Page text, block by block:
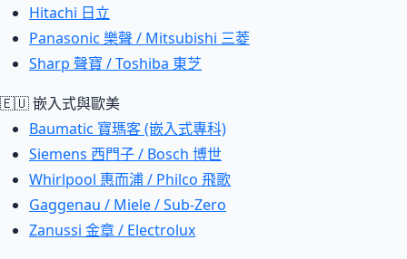
Hitachi 日立
Panasonic 樂聲 / Mitsubishi 三菱
Sharp 聲寶 / Toshiba 東芝
🇪🇺 嵌入式與歐美
Baumatic 寶瑪客 (嵌入式專科)
Siemens 西門子 / Bosch 博世
Whirlpool 惠而浦 / Philco 飛歌
Gaggenau / Miele / Sub-Zero
Zanussi 金章 / Electrolux